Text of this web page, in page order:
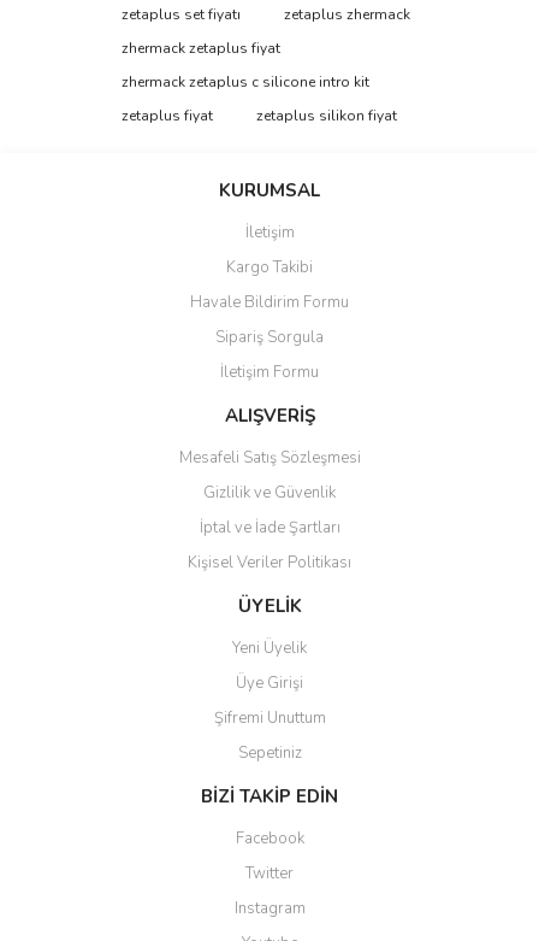
Bu ürüne ilk yorumu siz yapın!
Yorum Yaz
tarafımıza iletebilirsiniz.
Görüş ve önerileriniz için teşekkür ederiz.
Ürün resmi kalitesiz, bozuk veya görüntülenemiyor.
Bu ürüne benzer farklı alternatifler olmalı.
zetaplus set fiyatı
zetaplus zhermack
zhermack zetaplus fiyat
zhermack zetaplus c silicone intro kit
zetaplus fiyat
zetaplus silikon fiyat
KURUMSAL
İletişim
Kargo Takibi
Havale Bildirim Formu
Sipariş Sorgula
İletişim Formu
ALIŞVERİŞ
Mesafeli Satış Sözleşmesi
Gizlilik ve Güvenlik
İptal ve İade Şartları
Kişisel Veriler Politikası
ÜYELİK
Yeni Üyelik
Üye Girişi
Şifremi Unuttum
Sepetiniz
BİZİ TAKİP EDİN
Facebook
Twitter
Instagram